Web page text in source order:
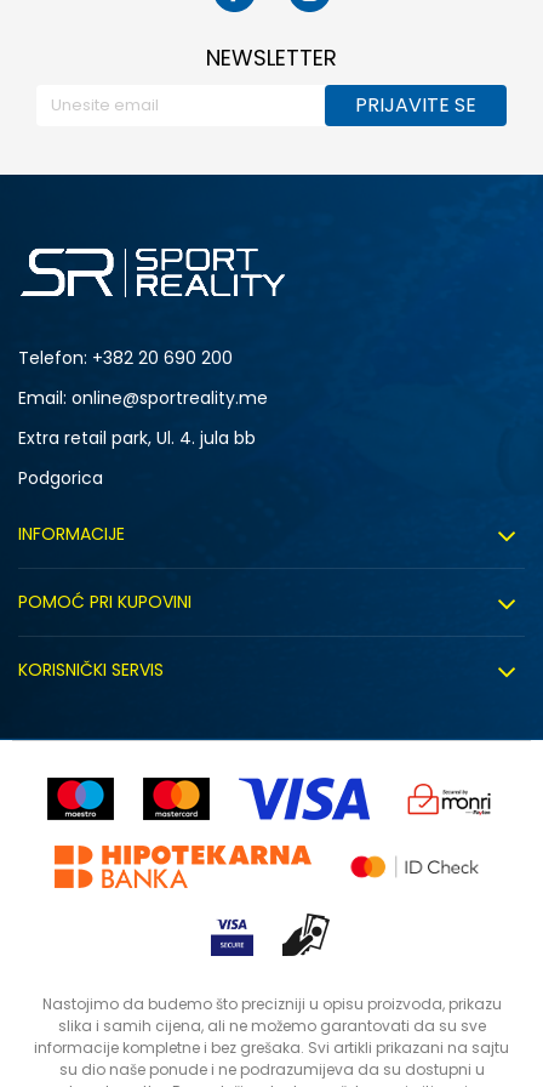
NEWSLETTER
PRIJAVITE SE
Telefon: +382 20 690 200
Email: online@sportreality.me
Extra retail park, Ul. 4. jula bb
Podgorica
INFORMACIJE
Zapošljavanje
Sindikalna prodaja
Kontakt
Prodavnice
POMOĆ PRI KUPOVINI
Kako kupiti
Uputstvo za registraciju
KORISNIČKI SERVIS
Reklamacije
Povrat robe i povrat sredstava
Status porudžbine
Nastojimo da budemo što precizniji u opisu proizvoda, prikazu
slika i samih cijena, ali ne možemo garantovati da su sve
informacije kompletne i bez grešaka. Svi artikli prikazani na sajtu
su dio naše ponude i ne podrazumijeva da su dostupni u